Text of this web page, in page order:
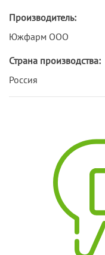
Производитель:
Южфарм ООО
Страна производства:
Россия